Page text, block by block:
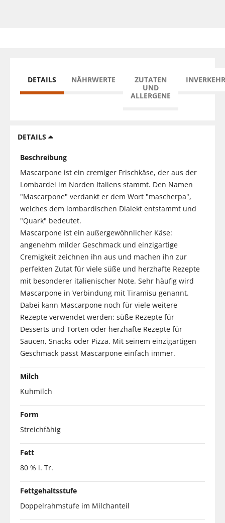
DETAILS NÄHRWERTE
ZUTATEN
UND
ALLERGENE
DETAILS
Beschreibung
Mascarpone ist ein cremiger Frischkäse, der aus der
Lombardei im Norden Italiens stammt. Den Namen
"Mascarpone" verdankt er dem Wort "mascherpa",
welches dem lombardischen Dialekt entstammt und
"Quark" bedeutet.
Mascarpone ist ein außergewöhnlicher Käse:
angenehm milder Geschmack und einzigartige
Cremigkeit zeichnen ihn aus und machen ihn zur
perfekten Zutat für viele süße und herzhafte Rezepte
mit besonderer italienischer Note. Sehr häufig wird
Mascarpone in Verbindung mit Tiramisu genannt.
Dabei kann Mascarpone noch für viele weitere
Rezepte verwendet werden: süße Rezepte für
Desserts und Torten oder herzhafte Rezepte für
Saucen, Snacks oder Pizza. Mit seinem einzigartigen
Geschmack passt Mascarpone einfach immer.
Milch
Kuhmilch
Form
Streichfähig
Fett
80 % i. Tr.
Fettgehaltsstufe
Doppelrahmstufe im Milchanteil